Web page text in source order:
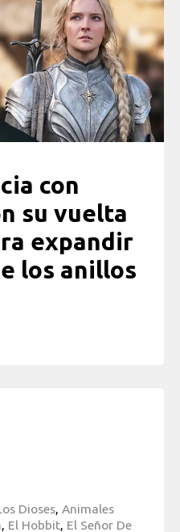
con
su vuelta
expandir
los anillos
Dioses, Animales
, El Hobbit, El Señor De